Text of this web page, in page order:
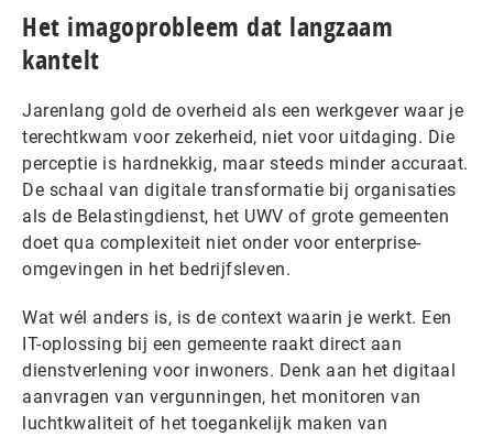
Het imagoprobleem dat langzaam
kantelt
Jarenlang gold de overheid als een werkgever waar je
terechtkwam voor zekerheid, niet voor uitdaging. Die
perceptie is hardnekkig, maar steeds minder accuraat.
De schaal van digitale transformatie bij organisaties
als de Belastingdienst, het UWV of grote gemeenten
doet qua complexiteit niet onder voor enterprise-
omgevingen in het bedrijfsleven.
Wat wél anders is, is de context waarin je werkt. Een
IT-oplossing bij een gemeente raakt direct aan
dienstverlening voor inwoners. Denk aan het digitaal
aanvragen van vergunningen, het monitoren van
luchtkwaliteit of het toegankelijk maken van